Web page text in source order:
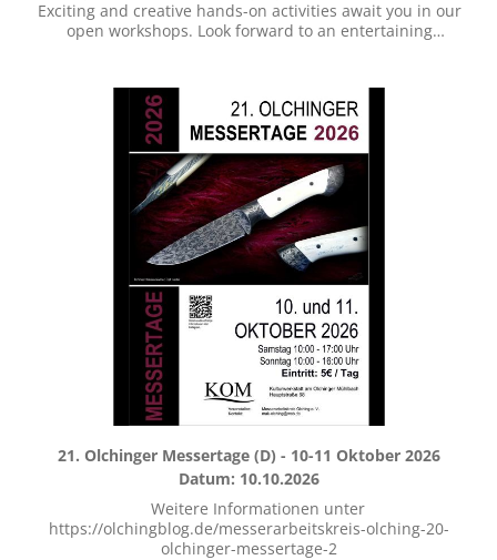
Exciting and creative hands-on activities await you in our
open workshops. Look forward to an entertaining
handwerks-2026-in-kaiserslautern-51,0,5136.html
21. Olchinger Messertage (D) - 10-11 Oktober 2026
Datum: 10.10.2026
Weitere Informationen unter
https://olchingblog.de/messerarbeitskreis-olching-20-
olchinger-messertage-2